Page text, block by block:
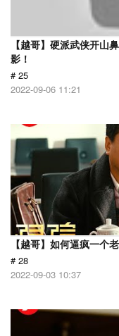
【越哥】硬派武侠开山
影！
# 25
2022-09-06 11:21
【越哥】如何逼疯一个
# 28
2022-09-03 10:37